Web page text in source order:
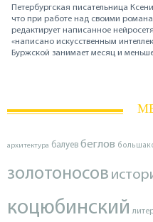
Петербургская писательница
что при работе над своими
редактирует написанное
«написано искусственным
Буржской занимает месяц и
архитектура балуев беглов
золотоносов
коцюбинский